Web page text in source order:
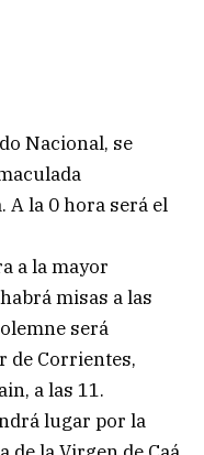
Nacional, se
A la 0 hora será el
a la mayor
misas a las
será
de Corrientes,
a las 11.
lugar por la